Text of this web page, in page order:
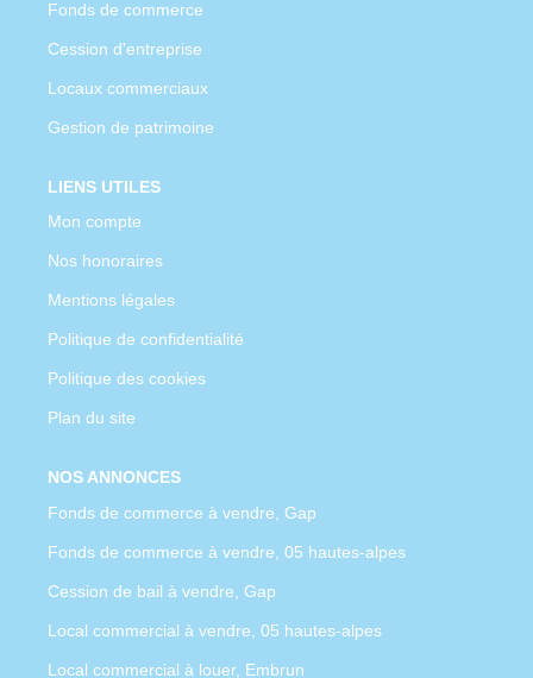
Fonds de commerce
Cession d'entreprise
Locaux commerciaux
Gestion de patrimoine
LIENS UTILES
Mon compte
Nos honoraires
Mentions légales
Politique de confidentialité
Politique des cookies
Plan du site
NOS ANNONCES
Fonds de commerce à vendre, Gap
Fonds de commerce à vendre, 05 hautes-alpes
Cession de bail à vendre, Gap
Local commercial à vendre, 05 hautes-alpes
Local commercial à louer, Embrun